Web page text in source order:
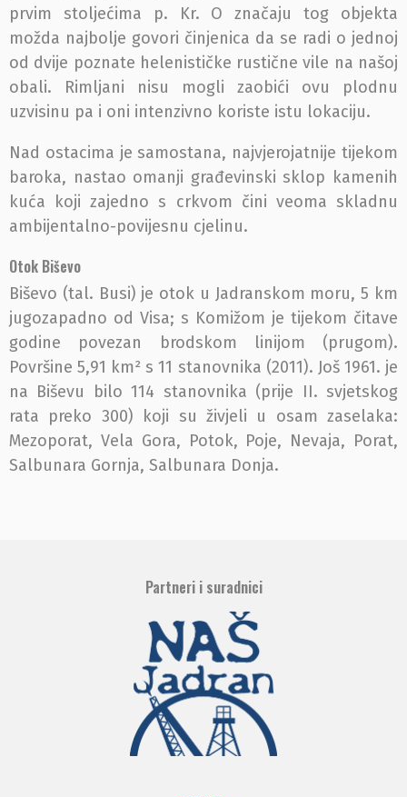
prvim stoljećima p. Kr. O značaju tog objekta
možda najbolje govori činjenica da se radi o jednoj
od dvije poznate helenističke rustične vile na našoj
obali. Rimljani nisu mogli zaobići ovu plodnu
uzvisinu pa i oni intenzivno koriste istu lokaciju.
Nad ostacima je samostana, najvjerojatnije tijekom
baroka, nastao omanji građevinski sklop kamenih
kuća koji zajedno s crkvom čini veoma skladnu
ambijentalno-povijesnu cjelinu.
Otok Biševo
Biševo (tal. Busi) je otok u Jadranskom moru, 5 km
jugozapadno od Visa; s Komižom je tijekom čitave
godine povezan brodskom linijom (prugom).
Površine 5,91 km² s 11 stanovnika (2011). Još 1961. je
na Biševu bilo 114 stanovnika (prije II. svjetskog
rata preko 300) koji su živjeli u osam zaselaka:
Mezoporat, Vela Gora, Potok, Poje, Nevaja, Porat,
Salbunara Gornja, Salbunara Donja.
Partneri i suradnici